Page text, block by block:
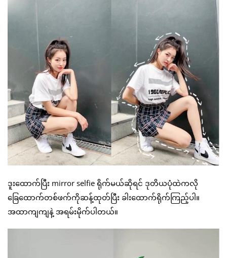
ဒူးထောက်ပြီး mirror selfie ရိုက်မယ်ဆိုရင် ဒုတိယပုံထဲကလို
ခြေထောက်တစ်ဖက်ကိုဆန့်ထုတ်ပြီး ခါးထောက်ရိုက်ကြည့်ပါ။
အထာကျကျနဲ့ အရမ်းမိုက်ပါတယ်။